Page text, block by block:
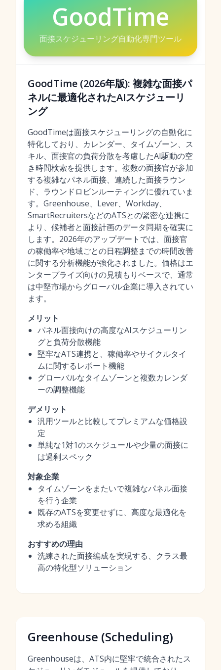
GoodTime
面接スケジューリング自動化専門ツール
GoodTime (2026年版): 複雑な面接パ
ネルに最適化されたAIスケジューリ
ング
GoodTimeは面接スケジューリングの自動化に
特化しており、カレンダー、タイムゾーン、ス
キル、面接官の負荷分散を考慮したAI駆動の空
き時間検索を提供します。複数の面接官が参加
する複雑なパネル面接、連続した面接ラウン
ド、ラウンドロビンルーティングに優れていま
す。Greenhouse、Lever、Workday、
SmartRecruitersなどのATSとの緊密な連携に
より、候補者と面接計画のデータ同期を確実に
します。2026年のアップデートでは、面接官
の稼働率や地域ごとの日程調整までの時間改善
に関する分析機能が強化されました。価格はエ
ンタープライズ向けの見積もりベースで、通常
は中堅市場からグローバル企業に導入されてい
ます。
メリット
パネル面接向けの高度なAIスケジューリン
グと負荷分散機能
堅牢なATS連携と、稼働率やサイクルタイ
ムに関するレポート機能
グローバルなタイムゾーンと複数カレンダ
ーの調整機能
デメリット
汎用ツールと比較してプレミアムな価格設
定
単純な1対1のスケジュールや少量の面接に
は過剰スペック
対象企業
タイムゾーンをまたいで複雑なパネル面接
を行う企業
既存のATSを変更せずに、高度な最適化を
求める組織
おすすめの理由
洗練された面接編成を実現する、クラス最
高の特化型ソリューション
Greenhouse (Scheduling)
Greenhouseは、ATS内に堅牢で統合されたス